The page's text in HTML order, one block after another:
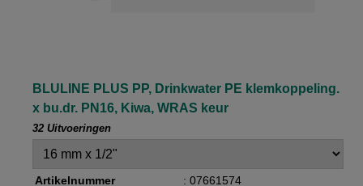
BLULINE PLUS PP, Drinkwater PE klemkoppeling.
x bu.dr. PN16, Kiwa, WRAS keur
32 Uitvoeringen
Artikelnummer : 07661574